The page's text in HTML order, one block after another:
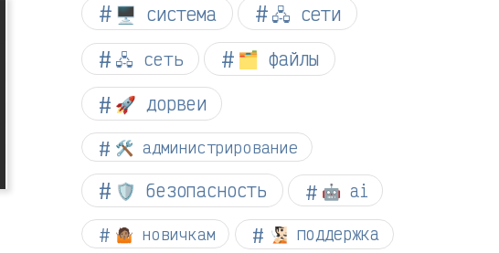
🖥️ система 🖧 сети
🖧 сеть 🗂️ файлы
🚀 дорвеи
🛠️ администрирование
🛡️ безопасность 🤖 ai
🤷🏽 новичкам 🧏🏻 поддержка